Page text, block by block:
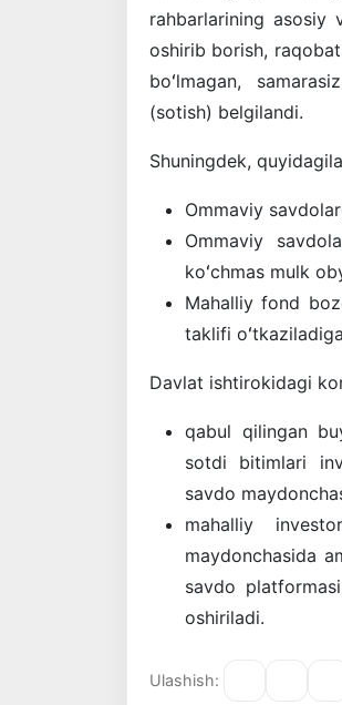
rahbarlarining asosiy
oshirib borish,
boʻlmagan,
(sotish) belgilandi.
Shuningdek,
Ommaviy
Ommaviy
koʻchmas mulk
Mahalliy fond
taklifi
Davlat ishtirokidagi
qabul qilingan
sotdi bitimlari
savdo
mahalliy
maydonchasida
savdo
oshiriladi.
Ulashish: